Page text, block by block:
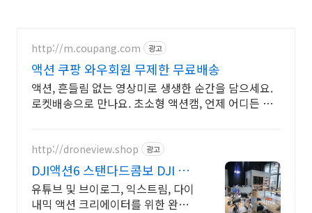
http://m.coupang.com 광고
액션 쿠팡 와우회원 무제한 무료배송
액션, 흔들림 없는 영상미로 생생한 순간을 담으세요.
로켓배송으로 만나요. 초소형 액션캠, 언제 어디든 가
http://droneview.shop 광고
DJI액션6 스탠다드콤보 DJI 정
품 판매점
유튜브 및 브이로그, 익스트림, 다이
내믹 액션 크리에이터를 위한 완벽